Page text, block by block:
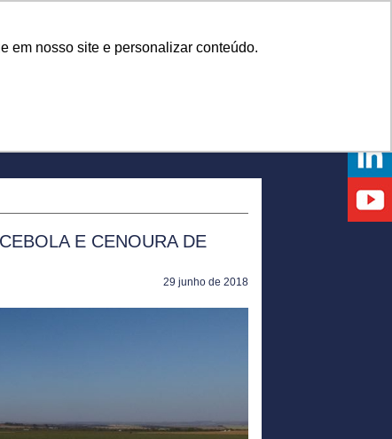
em nosso site e personalizar conteúdo.
E CENOURA DE
29 junho de 2018